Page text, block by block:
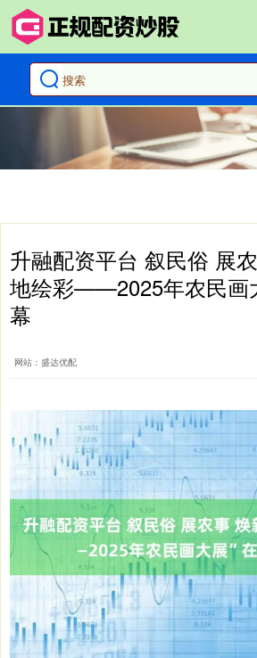
升融配资平台 叙民俗 展
地绘彩——2025年农民画
幕
网站：盛达优配